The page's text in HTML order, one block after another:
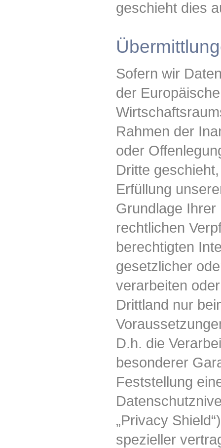
geschieht dies
Sofern wir
der
Rahmen der
oder
Dritte
Erfüllung
Grundlage Ihrer
rechtlichen
berechtigten
gesetzlicher
verarbeiten
Drittland nur
D.h. die
besonderer
Feststellung
„Privacy
spezieller